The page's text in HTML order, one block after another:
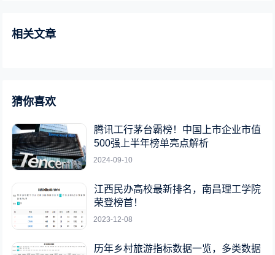
相关文章
猜你喜欢
腾讯工行茅台霸榜！中国上市企业市值
500强上半年榜单亮点解析
2024-09-10
江西民办高校最新排名，南昌理工学院
荣登榜首！
2023-12-08
历年乡村旅游指标数据一览，多类数据